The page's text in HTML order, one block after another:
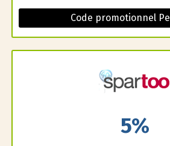
Code promotionnel
5%